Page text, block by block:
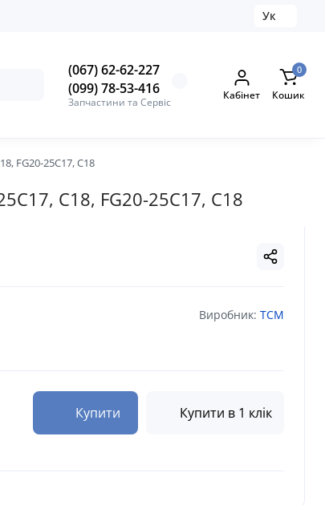
Ук
(067) 62-62-227
(099) 78-53-416
Запчастини та Сервіс Кабінет
0
Кошик
FG20-25C17, C18
C18, FG20-25C17, C18
Виробник: TCM
Купити Купити в 1 клік